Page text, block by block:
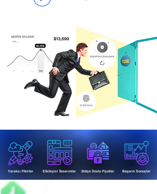
Yaratıcı Fikirler Etkileyici Tasarımlar Bütçe Dostu Fiyatlar Başarılı Sonuçlar